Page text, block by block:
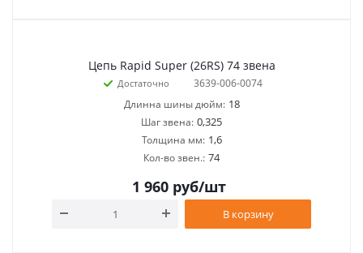
Цепь Rapid Super (26RS) 74 звена
Достаточно
3639-006-0074
Длинна шины дюйм: 18
Шаг звена: 0,325
Толщина мм: 1,6
Кол-во звен.: 74
1 960руб/шт
В корзину